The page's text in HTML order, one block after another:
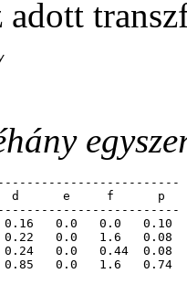
adott
d      e     f      p
0.0   0.0   0.10
0.0   1.6   0.08
0.0   0.44  0.08
0.0   1.6   0.74